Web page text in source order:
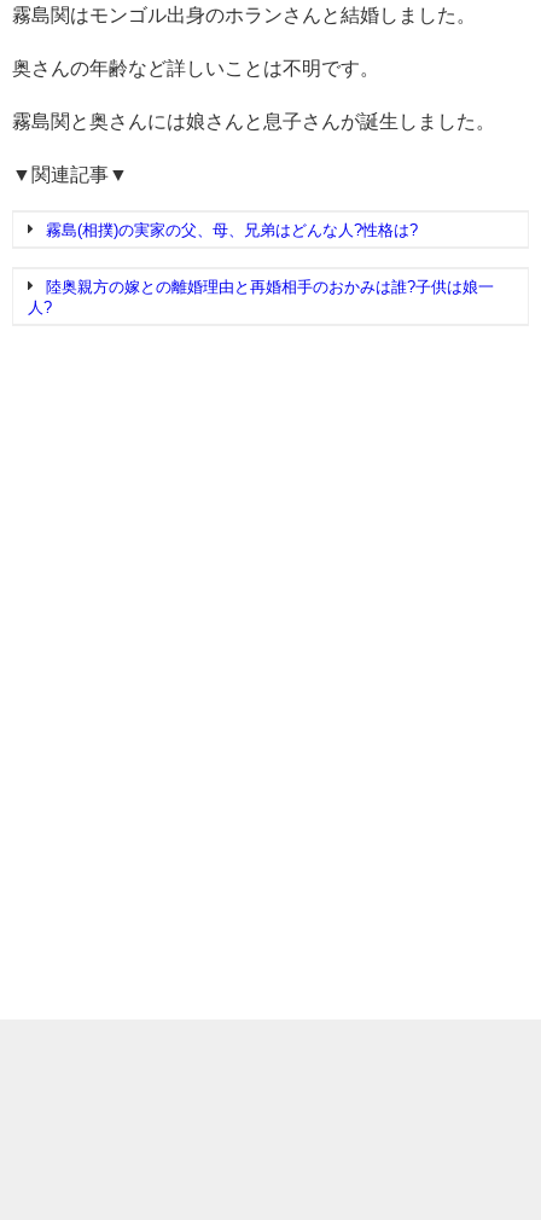
霧島関はモンゴル出身のホランさんと結婚しました。
奥さんの年齢など詳しいことは不明です。
霧島関と奥さんには娘さんと息子さんが誕生しました。
▼関連記事▼
霧島(相撲)の実家の父、母、兄弟はどんな人?性格は?
陸奥親方の嫁との離婚理由と再婚相手のおかみは誰?子供は娘一
人?